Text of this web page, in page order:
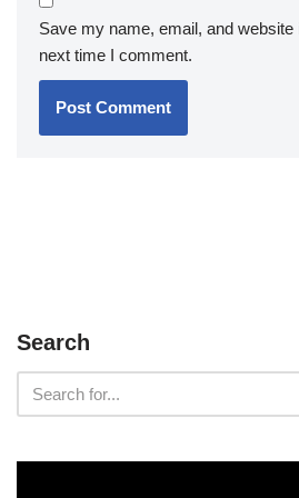
Save my name, email, and
next time I comment.
Search